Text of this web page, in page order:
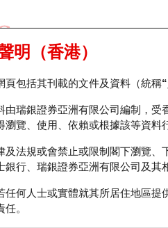
證 美股指數產品 輪證市場統
明（香港）
頁包括其刊載的文件及資料（統稱
由瑞銀證券亞洲有限公司編制，受
瀏覽、使用、依賴或根據該等資料
及法規或會禁止或限制閣下瀏覽
銀行、瑞銀證券亞洲有限公司及其
任何人士或實體就其所居住地區
。
分析儀
貨統計 比較